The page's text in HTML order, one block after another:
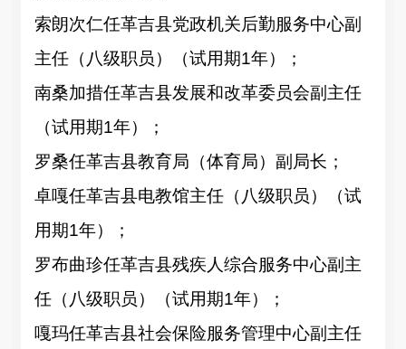
索朗次仁任革吉县党政机关后勤服务中心副
主任（八级职员）
（试用期1年）；
南桑加措任革吉县发展和改革委员会副主任
（试用期1年）；
罗桑任革吉县教育局（体育局）副局长 ；
卓嘎任革吉县电教馆主任（八级职员）
（试
用期1年）；
罗布曲珍任革吉县残疾人综合服务中心副主
任（八级职员）
（试用期1年）；
嘎玛任革吉县社会保险服务管理中心副主任